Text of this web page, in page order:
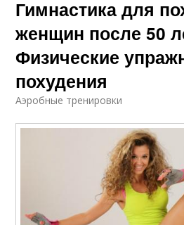
Гимнастика для
женщин после 50
Физические
похудения
Аэробные тренировки